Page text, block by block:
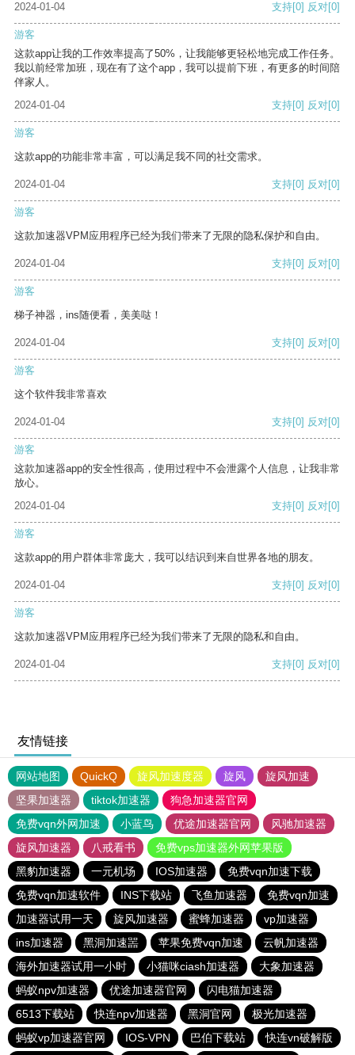
2024-01-04
支持[0] 反对[0]
游客
这款app让我的工作效率提高了50%，让我能够更轻松地完成工作任务。
我以前经常加班，现在有了这个app，我可以提前下班，有更多的时间陪
伴家人。
2024-01-04
支持[0] 反对[0]
游客
这款app的功能非常丰富，可以满足我不同的社交需求。
2024-01-04 支持[0] 反对[0]
游客
这款加速器VPM应用程序已经为我们带来了无限的隐私保护和自由。
2024-01-04 支持[0] 反对[0]
游客
梯子神器，ins随便看，美美哒！
2024-01-04 支持[0] 反对[0]
游客
这个软件我非常喜欢
2024-01-04 支持[0] 反对[0]
游客
这款加速器app的安全性很高，使用过程中不会泄露个人信息，让我非常
放心。
2024-01-04
支持[0] 反对[0]
游客
这款app的用户群体非常庞大，我可以结识到来自世界各地的朋友。
2024-01-04 支持[0] 反对[0]
游客
这款加速器VPM应用程序已经为我们带来了无限的隐私和自由。
2024-01-04 支持[0] 反对[0]
友情链接
网站地图 QuickQ 旋风加速度器 旋风
旋风加速
坚果加速器
tiktok加速器
狗急加速器官网
免费vqn外网加速
小蓝鸟 优途加速器官网
风驰加速器
旋风加速器
八戒看书
免费vps加速器外网苹果版
黑豹加速器
一元机场 IOS加速器
免费vqn加速下载
免费vqn加速软件
INS下载站 飞鱼加速器
免费vqn加速
加速器试用一天
旋风加速器 蜜蜂加速器
vp加速器
ins加速器
黑洞加速噐 苹果免费vqn加速
云帆加速器
海外加速器试用一小时
小猫咪ciash加速器
大象加速器
蚂蚁npv加速器
优途加速器官网
闪电猫加速器
6513下载站
快连npv加速器 黑洞官网
极光加速器
蚂蚁vp加速器官网
IOS-VPN 巴伯下载站 快连vn破解版